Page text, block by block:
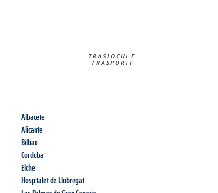
TRASLOCHI E
TRASPORTI​
Albacete
Alicante
Bilbao
Cordoba
Elche
Hospitalet de Llobregat